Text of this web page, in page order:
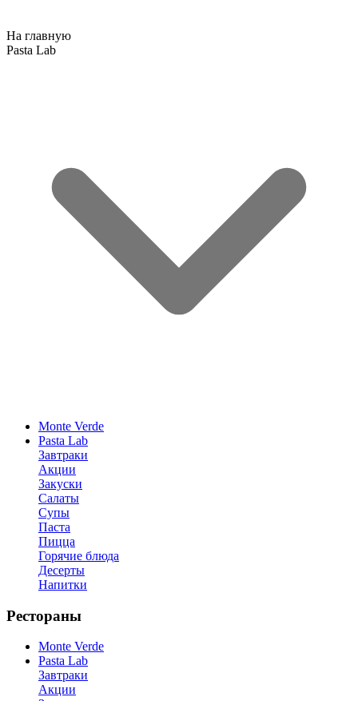
На главную
Pasta Lab
Monte Verde
Pasta Lab
Завтраки
Акции
Закуски
Салаты
Супы
Паста
Пицца
Горячие блюда
Десерты
Напитки
Рестораны
Monte Verde
Pasta Lab
Завтраки
Акции